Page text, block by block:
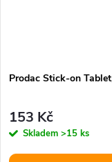
Prodac Stick-on
153 Kč
Skladem >15 ks